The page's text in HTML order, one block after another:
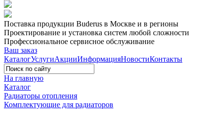
Поставка продукции Buderus в Москве и в регионы
Проектирование и установка систем любой сложности
Профессиональное сервисное обслуживание
Ваш заказ
КаталогУслугиАкцииИнформацияНовостиКонтакты
На главную
Каталог
Радиаторы отопления
Комплектующие для радиаторов